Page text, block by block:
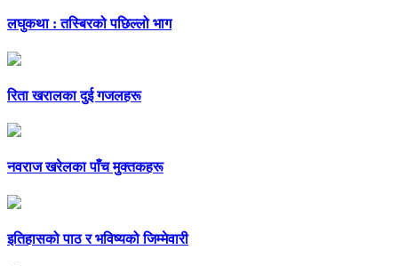
लघुकथा : तस्बिरको पछिल्लो भाग
रिता खरालका दुई गजलहरू
नवराज खरेलका पाँच मुक्तकहरू
इतिहासको पाठ र भविष्यको जिम्मेवारी